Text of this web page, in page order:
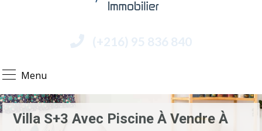
(+216) 95 836 840
Menu
Villa S+3 Avec Piscine À Vendre À